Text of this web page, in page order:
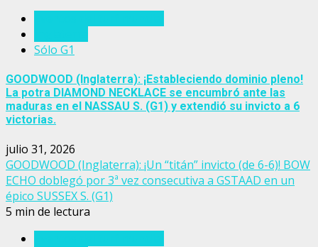
Sólo G1
GOODWOOD (Inglaterra): ¡Estableciendo dominio pleno!
La potra DIAMOND NECKLACE se encumbró ante las
maduras en el NASSAU S. (G1) y extendió su invicto a 6
victorias.
julio 31, 2026
GOODWOOD (Inglaterra): ¡Un “titán” invicto (de 6-6)! BOW
ECHO doblegó por 3ª vez consecutiva a GSTAAD en un
épico SUSSEX S. (G1)
5 min de lectura